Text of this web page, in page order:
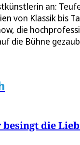
an:
von Klassik bis
die
die Bühne
die